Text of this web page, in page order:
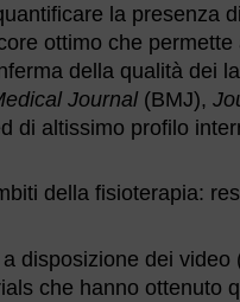
la presenza
ottimo che
della qualità dei
Journal (BMJ),
di altissimo profilo
della fisioterapia:
disposizione dei
che hanno ottenuto